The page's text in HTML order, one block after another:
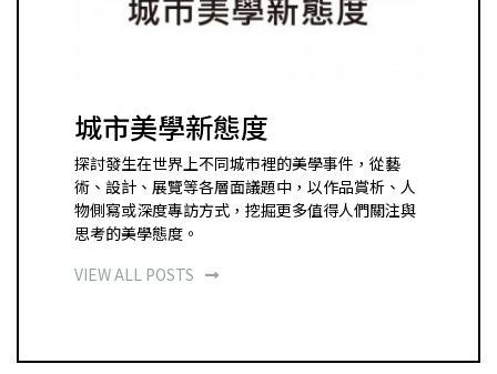
城市美學新態度
探討發生在世界上不同城市裡的美學事件，從藝
術、設計、展覽等各層面議題中，以作品賞析、人
物側寫或深度專訪方式，挖掘更多值得人們關注與
思考的美學態度。
VIEW ALL POSTS